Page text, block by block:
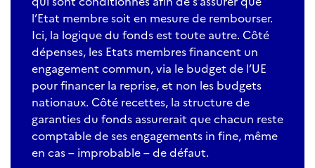
l’Etat membre soit en mesure de rembourser.
Ici, la logique du fonds est toute autre. Côté
dépenses, les Etats membres financent un
engagement commun, via le budget de l’UE
pour financer la reprise, et non les budgets
nationaux. Côté recettes, la structure de
garanties du fonds assurerait que chacun reste
comptable de ses engagements in fine, même
en cas – improbable – de défaut.